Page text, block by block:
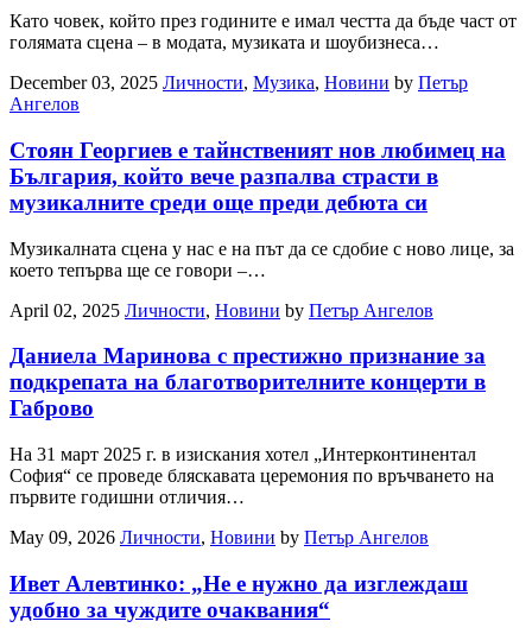
Като човек, който през годините е имал честта да бъде част от
голямата сцена – в модата, музиката и шоубизнеса…
December 03, 2025 Личности, Музика, Новини by Петър
Ангелов
Стоян Георгиев е тайнственият нов любимец на
България, който вече разпалва страсти в
музикалните среди още преди дебюта си
Музикалната сцена у нас е на път да се сдобие с ново лице, за
което тепърва ще се говори –…
April 02, 2025 Личности, Новини by Петър Ангелов
Даниела Маринова с престижно признание за
подкрепата на благотворителните концерти в
Габрово
На 31 март 2025 г. в изискания хотел „Интерконтинентал
София“ се проведе бляскавата церемония по връчването на
първите годишни отличия…
May 09, 2026 Личности, Новини by Петър Ангелов
Ивет Алевтинко: „Не е нужно да изглеждаш
удобно за чуждите очаквания“